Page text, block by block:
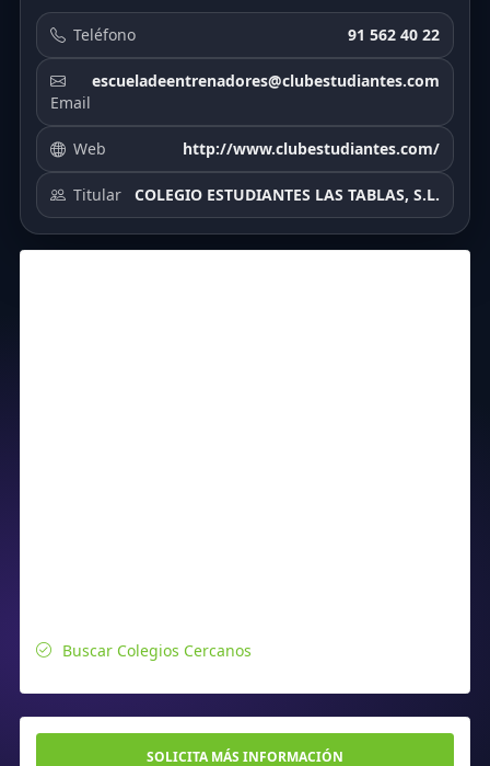
Teléfono 91 562 40 22
Email
escueladeentrenadores@clubestudiantes.com
Web http://www.clubestudiantes.com/
Titular COLEGIO ESTUDIANTES LAS TABLAS, S.L.
Buscar Colegios Cercanos
SOLICITA MÁS INFORMACIÓN